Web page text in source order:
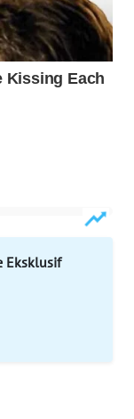
Eksklusif